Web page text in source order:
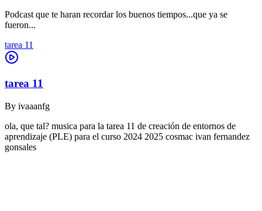
Podcast que te haran recordar los buenos tiempos...que ya se
fueron...
tarea 11
tarea 11
By ivaaanfg
ola, que tal? musica para la tarea 11 de creación de entornos de
aprendizaje (PLE) para el curso 2024 2025 cosmac ivan fernandez
gonsales